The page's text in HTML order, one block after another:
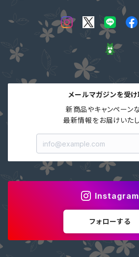
メールマガジンを受
新商品やキャンペーン
最新情報をお届けいたし
Instagram
フォローする